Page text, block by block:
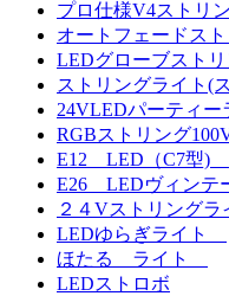
プロ仕様V4ストリ
オートフェードス
LEDグローブスト
ストリングライト(
24VLEDパーティー
RGBストリング
E12 LED（C7型)
E26 LEDヴィンテ
２４Vストリングラ
LEDゆらぎライト
ほたる ライト
LEDストロボ